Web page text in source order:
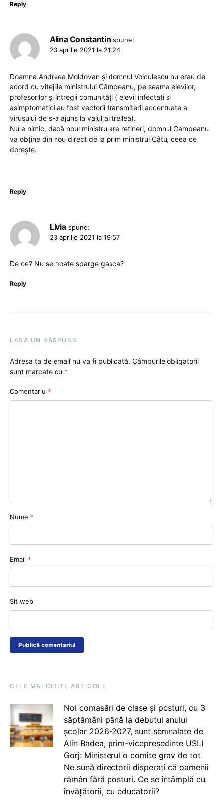
Reply
Alina Constantin spune:
23 aprilie 2021 la 21:24
Doamna Andreea Moldovan și domnul Voiculescu nu erau de
acord cu vitejiile ministrului Câmpeanu, pe seama elevilor,
profesorilor și întregii comunități ( elevii infectati si
asimptomatici au fost vectorii transmiterii accentuate a
virusului de s-a ajuns la valul al treilea).
Nu e nimic, dacă noul ministru are rețineri, domnul Campeanu
va obține din nou direct de la prim ministrul Câtu, ceea ce
dorește.
Reply
Livia spune:
23 aprilie 2021 la 19:57
De ce? Nu se poate sparge gaşca?
Reply
LASĂ UN RĂSPUNS
Adresa ta de email nu va fi publicată. Câmpurile obligatorii
sunt marcate cu *
Comentariu *
Nume *
Email *
Sit web
CELE MAI CITITE ARTICOLE
Noi comasări de clase și posturi, cu 3
săptămâni până la debutul anului
școlar 2026-2027, sunt semnalate de
Alin Badea, prim-vicepreședinte USLI
Gorj: Ministerul o comite grav de tot.
Ne sună directorii disperați că oamenii
rămân fără posturi. Ce se întâmplă cu
învățătorii, cu educatorii?